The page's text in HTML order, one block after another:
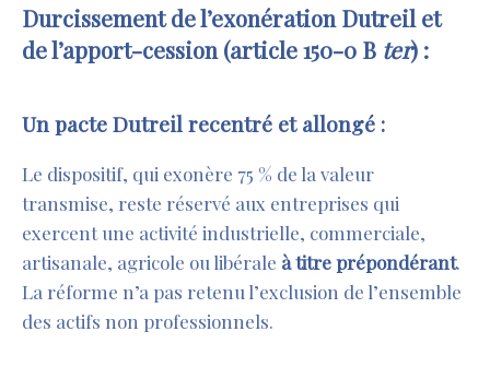
Durcissement de l’exonération Dutreil et
de l’apport-cession (article 150-0 B ter) :
Un pacte Dutreil recentré et allongé :
Le dispositif, qui exonère 75 % de la valeur
transmise, reste réservé aux entreprises qui
exercent une activité industrielle, commerciale,
artisanale, agricole ou libérale à titre prépondérant.
La réforme n’a pas retenu l’exclusion de l’ensemble
des actifs non professionnels.